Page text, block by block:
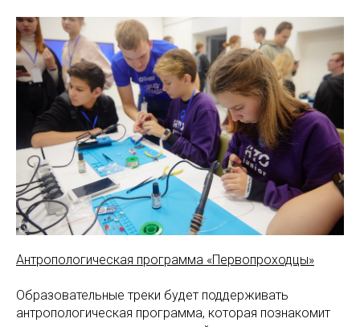
Антропологическая программа «Первопроходцы»
Образовательные треки будет поддерживать
антропологическая программа, которая познакомит